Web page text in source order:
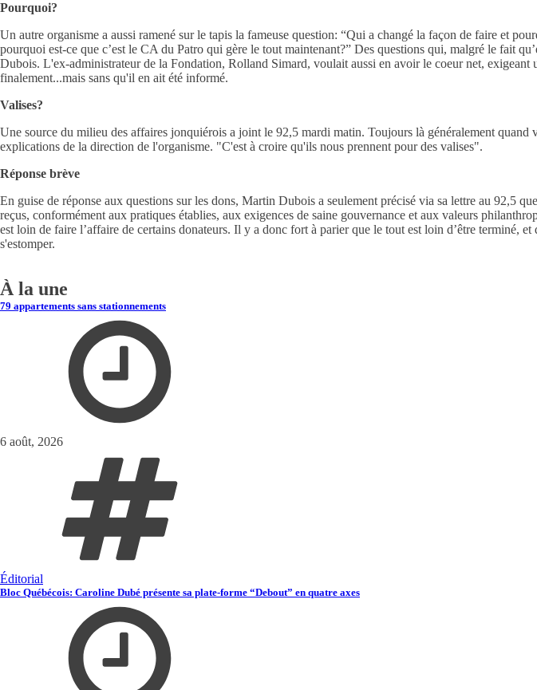
Pourquoi?
Un autre organisme a aussi ramené sur le tapis la fameuse question: “Qui a changé la façon de faire et
pourquoi est-ce que c’est le CA du Patro qui gère le tout maintenant?” Des questions qui, malgré le fait
Dubois. L'ex-administrateur de la Fondation, Rolland Simard, voulait aussi en avoir le coeur net,
finalement...mais sans qu'il en ait été informé.
Valises?
Une source du milieu des affaires jonquiérois a joint le 92,5 mardi matin. Toujours là généralement
explications de la direction de l'organisme. "C'est à croire qu'ils nous prennent pour des valises".
Réponse brève
En guise de réponse aux questions sur les dons, Martin Dubois a seulement précisé via sa lettre au 92,5
reçus, conformément aux pratiques établies, aux exigences de saine gouvernance et aux valeurs
est loin de faire l’affaire de certains donateurs. Il y a donc fort à parier que le tout est loin d’être
s'estomper.
À la une
79 appartements sans stationnements
6 août, 2026
Éditorial
Bloc Québécois: Caroline Dubé présente sa plate-forme “Debout” en quatre axes